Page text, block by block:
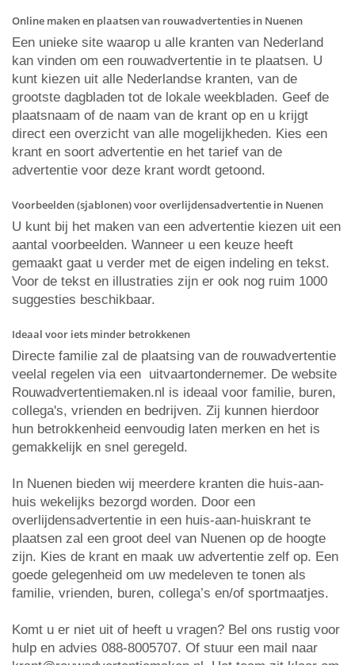
Online maken en plaatsen van rouwadvertenties in Nuenen
Een unieke site waarop u alle kranten van Nederland
kan vinden om een rouwadvertentie in te plaatsen. U
kunt kiezen uit alle Nederlandse kranten, van de
grootste dagbladen tot de lokale weekbladen. Geef de
plaatsnaam of de naam van de krant op en u krijgt
direct een overzicht van alle mogelijkheden. Kies een
krant en soort advertentie en het tarief van de
advertentie voor deze krant wordt getoond.
Voorbeelden (sjablonen) voor overlijdensadvertentie in Nuenen
U kunt bij het maken van een advertentie kiezen uit een
aantal voorbeelden. Wanneer u een keuze heeft
gemaakt gaat u verder met de eigen indeling en tekst.
Voor de tekst en illustraties zijn er ook nog ruim 1000
suggesties beschikbaar.
Ideaal voor iets minder betrokkenen
Directe familie zal de plaatsing van de rouwadvertentie
veelal regelen via een uitvaartondernemer. De website
Rouwadvertentiemaken.nl is ideaal voor familie, buren,
collega's, vrienden en bedrijven. Zij kunnen hierdoor
hun betrokkenheid eenvoudig laten merken en het is
gemakkelijk en snel geregeld.
In Nuenen bieden wij meerdere kranten die huis-aan-
huis wekelijks bezorgd worden. Door een
overlijdensadvertentie in een huis-aan-huiskrant te
plaatsen zal een groot deel van Nuenen op de hoogte
zijn. Kies de krant en maak uw advertentie zelf op. Een
goede gelegenheid om uw medeleven te tonen als
familie, vrienden, buren, collega’s en/of sportmaatjes.
Komt u er niet uit of heeft u vragen? Bel ons rustig voor
hulp en advies 088-8005707. Of stuur een mail naar